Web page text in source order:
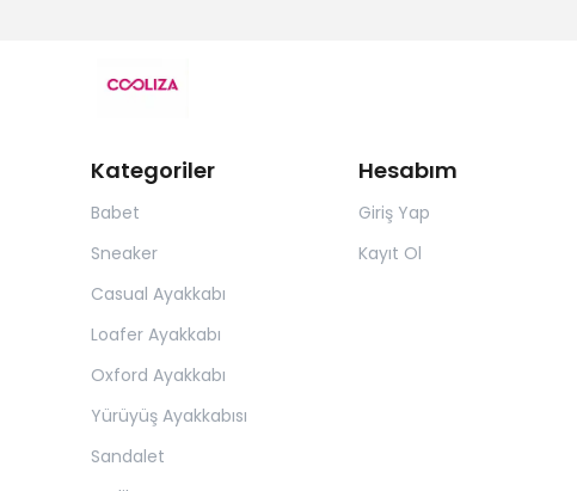
Kategoriler
Babet
Sneaker
Casual Ayakkabı
Loafer Ayakkabı
Oxford Ayakkabı
Yürüyüş Ayakkabısı
Sandalet
Hesabım
Giriş Yap
Kayıt Ol